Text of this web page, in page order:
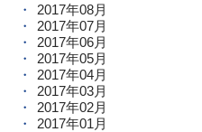
2017年08月
2017年07月
2017年06月
2017年05月
2017年04月
2017年03月
2017年02月
2017年01月